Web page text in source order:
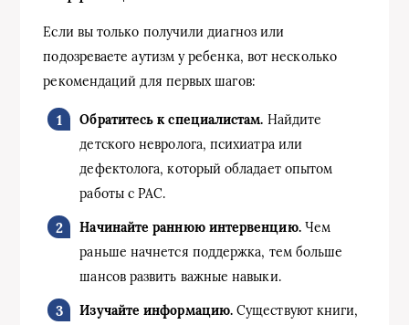
Если вы только получили диагноз или
подозреваете аутизм у ребенка, вот несколько
рекомендаций для первых шагов:
Обратитесь к специалистам. Найдите
детского невролога, психиатра или
дефектолога, который обладает опытом
работы с РАС.
Начинайте раннюю интервенцию.Чем
раньше начнется поддержка, тем больше
шансов развить важные навыки.
Изучайте информацию. Существуют книги,